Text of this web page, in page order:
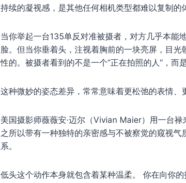
持续的凝视感，是其他任何相机类型都难以复制的
当你举起一台135单反对准被摄者，对方几乎本能
脸。但当你垂着头，注视着胸前的一块亮屏，目
性的。被摄者看到的不是一个”正在拍照的人”，而
这种微妙的姿态差异，常常意味着更松弛的表情、
美国摄影师薇薇安·迈尔（Vivian Maier）用一台
之所以带有一种独特的亲密感与不被察觉的窥视
系。
低头这个动作本身就包含着某种温柔。 你在向你